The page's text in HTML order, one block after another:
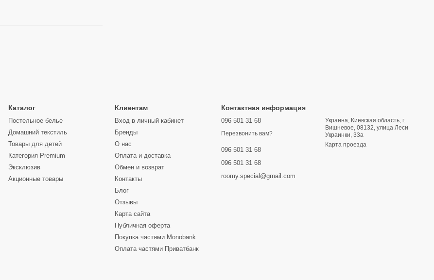
Каталог
Постельное белье
Домашний текстиль
Товары для детей
Категория Premium
Эксклюзив
Акционные товары
Клиентам
Вход в личный кабинет
Бренды
О нас
Оплата и доставка
Обмен и возврат
Контакты
Блог
Отзывы
Карта сайта
Публичная оферта
Покупка частями Monobank
Оплата частями Приватбанк
Контактная информация
096 501 31 68
Перезвонить вам?
096 501 31 68
096 501 31 68
roomy.special@gmail.com
Украина, Киевская область, г.
Вишневое, 08132, улица Леси
Украинки, 33a
Карта проезда